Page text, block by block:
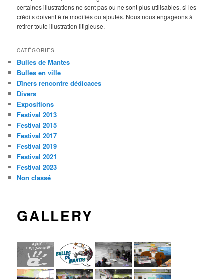
certaines illustrations ne sont pas ou ne sont plus utilisables, si les
crédits doivent être modifiés ou ajoutés. Nous nous engageons à
retirer toute illustration litigieuse.
CATÉGORIES
Bulles de Mantes
Bulles en ville
Dîners rencontre dédicaces
Divers
Expositions
Festival 2013
Festival 2015
Festival 2017
Festival 2019
Festival 2021
Festival 2023
Non classé
GALLERY